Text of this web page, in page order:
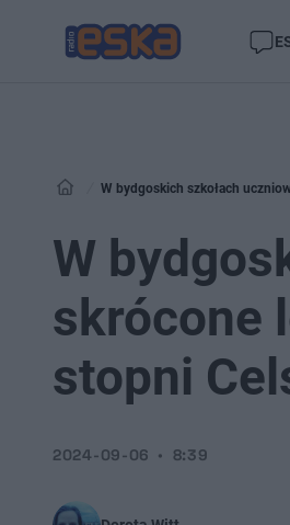
W bydgoskich szkołach
W
skrócone
stopni
2024-09-06 8:39